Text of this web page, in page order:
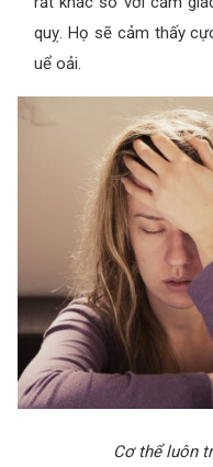
quỵ. Họ sẽ cảm thấy
uể oải.
Cơ thể luôn